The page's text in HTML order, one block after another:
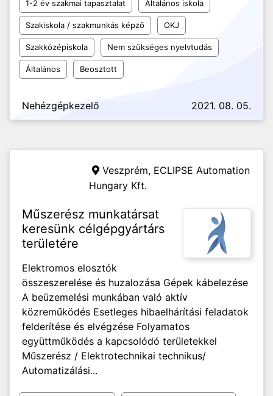
1-2 év szakmai tapasztalat Általános iskola
Szakiskola / szakmunkás képző OKJ
Szakközépiskola Nem szükséges nyelvtudás
Általános Beosztott
Nehézgépkezelő 2021. 08. 05.
Veszprém, ECLIPSE Automation
Hungary Kft.
Műszerész munkatársat
keresünk célgépgyártárs
területére
Elektromos elosztók
összeszerelése és huzalozása Gépek kábelezése
A beüzemelési munkában való aktív
közreműködés Esetleges hibaelhárítási feladatok
felderítése és elvégzése Folyamatos
együttműködés a kapcsolódó területekkel
Műszerész / Elektrotechnikai technikus/
Automatizálási...